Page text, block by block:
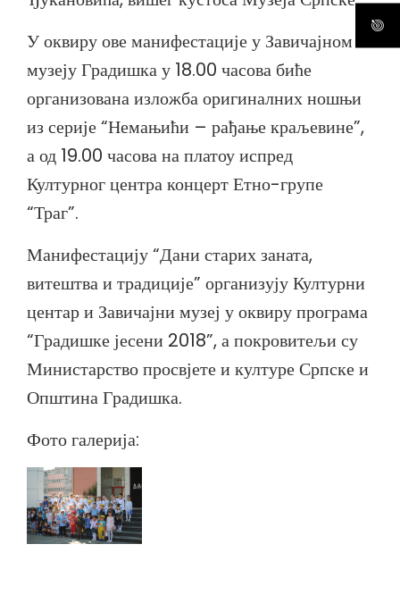
У оквиру ове манифестације у Завичајном
музеју Градишка у 18.00 часова биће
организована изложба оригиналних ношњи
из серије “Немањићи – рађање краљевине”,
а од 19.00 часова на платоу испред
Културног центра концерт Етно-групе
“Траг”.
Манифестацију “Дани старих заната,
витештва и традиције” организују Културни
центар и Завичајни музеј у оквиру програма
“Градишке јесени 2018”, а покровитељи су
Министарство просвјете и културе Српске и
Општина Градишка.
Фото галерија: